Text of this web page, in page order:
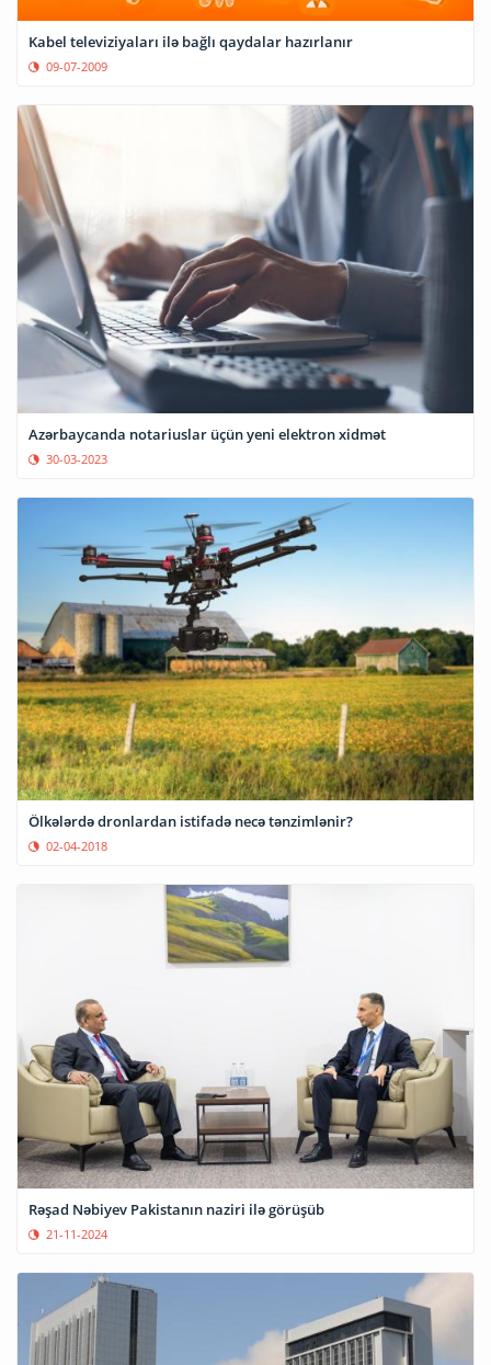
Kabel televiziyaları ilə bağlı qaydalar hazırlanır
09-07-2009
Azərbaycanda notariuslar üçün yeni elektron xidmət
30-03-2023
Ölkələrdə dronlardan istifadə necə tənzimlənir?
02-04-2018
Rəşad Nəbiyev Pakistanın naziri ilə görüşüb
21-11-2024